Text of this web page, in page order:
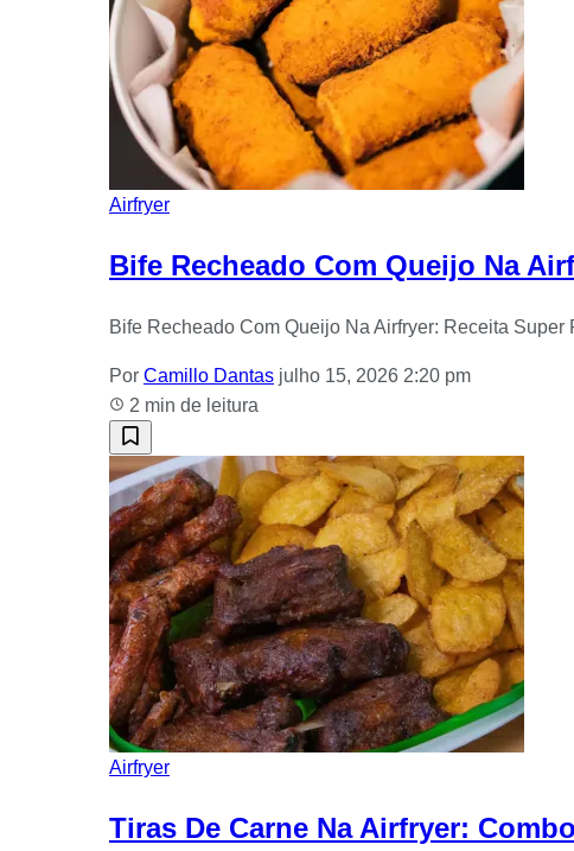
Airfryer
Bife Recheado Com Queijo Na
Bife Recheado Com Queijo Na Airfryer: Receita
Por Camillo Dantas julho 15, 2026 2:20 pm
2 min de leitura
Airfryer
Tiras De Carne Na Airfryer: